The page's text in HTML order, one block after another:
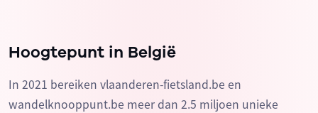
Hoogtepunt in België
In 2021 bereiken vlaanderen-fietsland.be en
wandelknooppunt.be meer dan 2.5 miljoen unieke